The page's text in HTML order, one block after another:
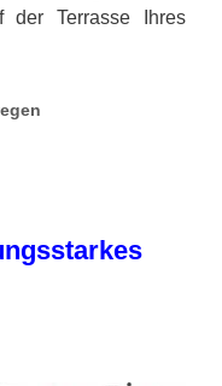
der Terrasse Ihres